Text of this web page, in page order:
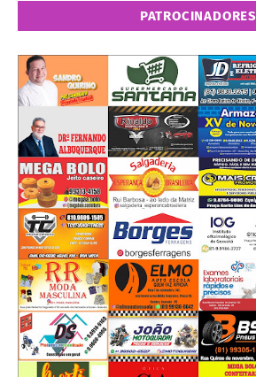
PATROCINADORES